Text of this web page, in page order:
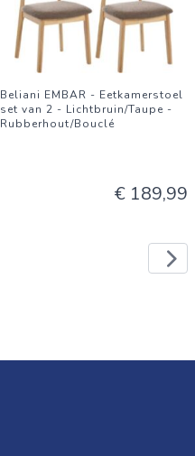
Beliani EMBAR - Eetkamerstoel
set van 2 - Lichtbruin/Taupe -
Rubberhout/Bouclé
€ 189,99